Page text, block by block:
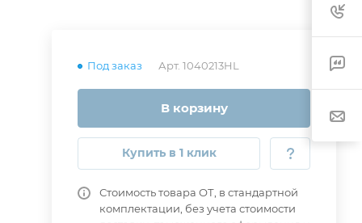
Под заказ Арт. 1040213HL
В корзину
Купить в 1 клик
Стоимость товара ОТ, в стандартной
комплектации, без учета стоимости